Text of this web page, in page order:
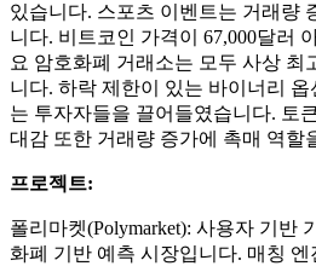
있습니다. 스포츠 이벤트는 거래량
니다. 비트코인 ​​가격이 67,000달러
요 암호화폐 거래소는 모두 사상 최
니다. 하락 제한이 있는 바이너리
는 투자자들을 끌어들였습니다. 토
대감 또한 거래량 증가에 촉매 역할
프로젝트:
폴리마켓(Polymarket): 사용자 기반
화폐 기반 예측 시장입니다. 매칭